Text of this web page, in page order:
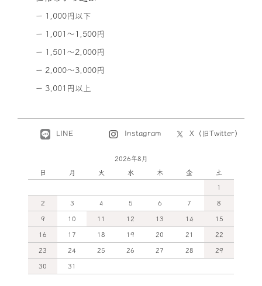
1,000円以下
1,001～1,500円
1,501～2,000円
2,000～3,000円
3,001円以上
LINE Instagram X（旧Twitter）
2026年8月
日 月 火 水 木 金 土
1
2 3 4 5 6 7 8
9 10 11 12 13 14 15
16 17 18 19 20 21 22
23 24 25 26 27 28 29
30 31